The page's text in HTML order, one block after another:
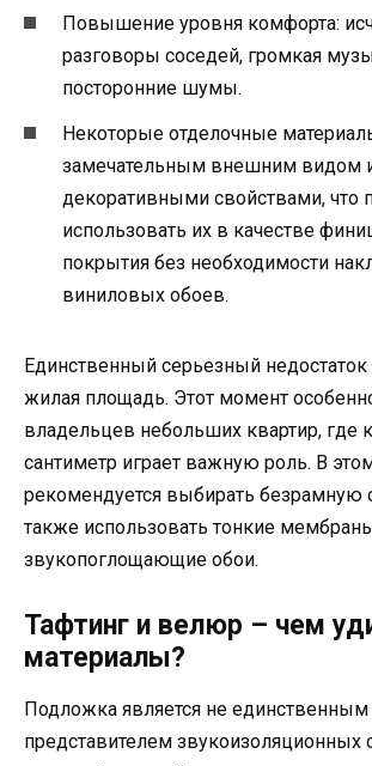
Повышение уровня комфорта:
разговоры соседей, громкая
посторонние шумы.
Некоторые отделочные
замечательным внешним видом
декоративными свойствами, что
использовать их в качестве
покрытия без необходимости
виниловых обоев.
Единственный серьезный
жилая площадь. Этот момент
владельцев небольших квартир, где
сантиметр играет важную роль. В
рекомендуется выбирать безрамную
также использовать тонкие
звукопоглощающие обои.
Тафтинг и велюр – чем
материалы?
Подложка является не единственным
представителем звукоизоляционных